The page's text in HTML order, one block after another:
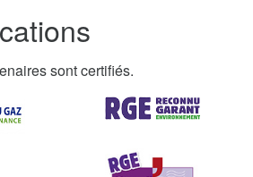
sont certifiés.